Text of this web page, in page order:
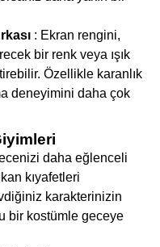
: Ekran rengini,
bir renk veya ışık
Özellikle karanlık
deneyimini daha çok
daha eğlenceli
kıyafetleri
karakterinizin
bir kostümle geceye